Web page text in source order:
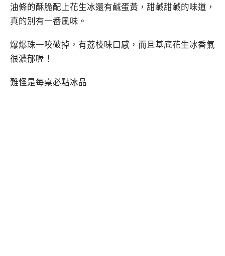
油條的酥脆配上花生冰還有鹹蛋黃，甜鹹甜鹹的味道，
真的別有一番風味。
爆爆珠一咬破掉，有荔枝味口感，而且基底花生冰香氣
很濃郁喔！
難怪是每桌必點冰品